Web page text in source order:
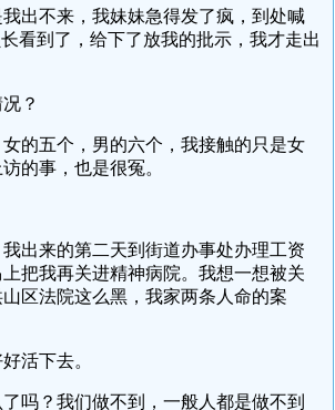
出不来，我妹妹急得发了疯，到处喊
看到了，给下了放我的批示，我才走出
？
的五个，男的六个，我接触的只是女
的事，也是很冤。
出来的第二天到街道办事处办理工资
把我再关进精神病院。我想一想被关
区法院这么黑，我家两条人命的案
活下去。
吗？我们做不到，一般人都是做不到